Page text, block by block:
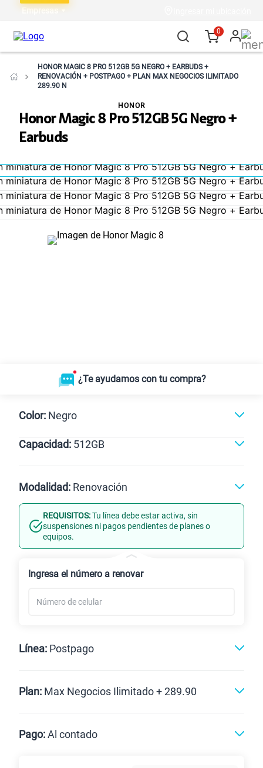
Empresas
0
HONOR MAGIC 8 PRO 512GB 5G NEGRO + EARBUDS +
RENOVACIÓN + POSTPAGO + PLAN MAX NEGOCIOS ILIMITADO
289.90 N
Honor Magic 8 Pro 512GB 5G Negro +
Earbuds
HONOR
¿Te ayudamos con tu compra?
Color: Negro
Negro
Capacidad: 512GB
512GB
Modalidad: Renovación
Línea Nueva Portabilidad
REQUISITOS:Tu línea debe estar activa, sin
suspensiones ni pagos pendientes de planes o
equipos.
Ingresa el número a renovar
Línea: Postpago
Plan: Max Negocios Ilimitado + 289.90
Pago:Al contado